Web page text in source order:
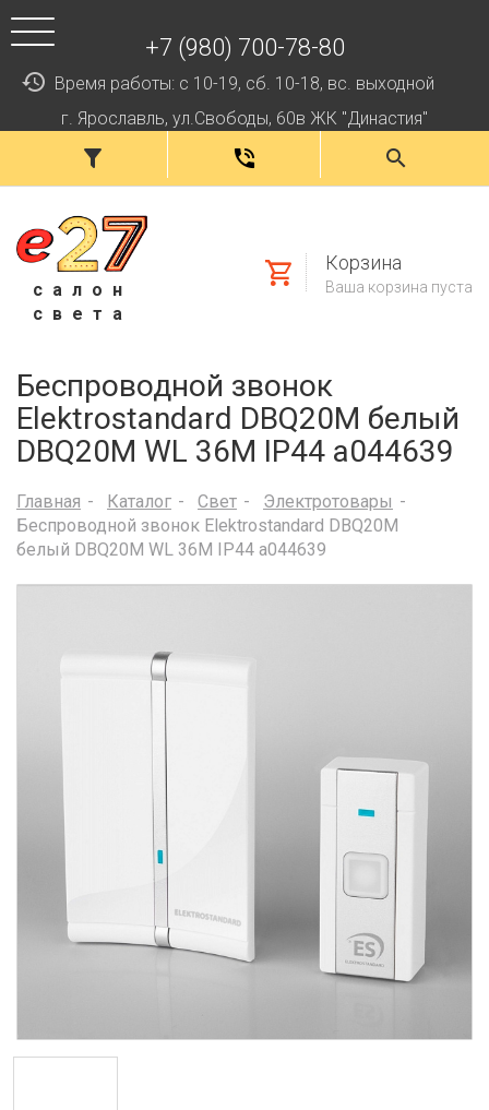
+7 (980) 700-78-80
Время работы: с 10-19, сб. 10-18, вс. выходной
г. Ярославль, ул.Свободы, 60в ЖК "Династия"
салон
света
Корзина
Ваша корзина пуста
Беспроводной звонок
Elektrostandard DBQ20M белый
DBQ20M WL 36M IP44 a044639
Главная Каталог Свет
Электротовары
Беспроводной звонок Elektrostandard DBQ20M
белый DBQ20M WL 36M IP44 a044639